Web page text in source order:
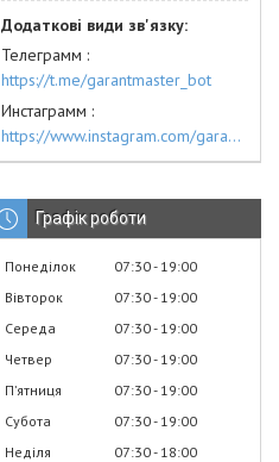
Телеграмм
https://t.me/garantmaster_bot
Инстаграмм
https://www.instagram.com/garantmaster.ua/
Графік роботи
Понеділок 07:30 19:00
Вівторок
07:30 19:00
Середа
07:30 19:00
Четвер
07:30 19:00
Пʼятниця
07:30 19:00
Субота
07:30 19:00
Неділя
07:30 18:00